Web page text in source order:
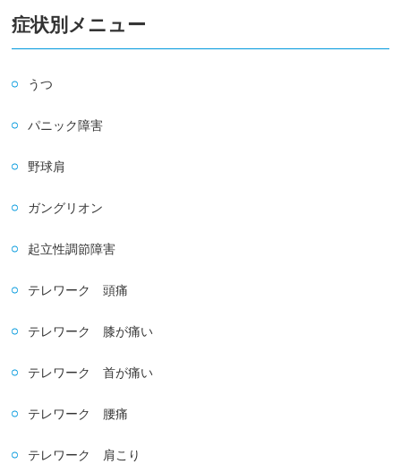
症状別メニュー
うつ
パニック障害
野球肩
ガングリオン
起立性調節障害
テレワーク 頭痛
テレワーク 膝が痛い
テレワーク 首が痛い
テレワーク 腰痛
テレワーク 肩こり